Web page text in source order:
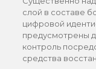
слой в составе
цифровой
предусмотрены
контроль
средства